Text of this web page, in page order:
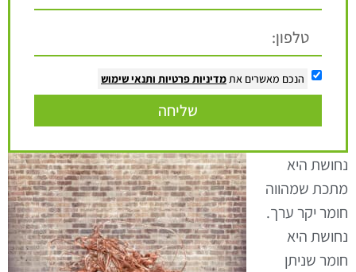
הנכם מאשרים את מדיניות פרטיות ותנאי שימוש
שליחה
נחושת היא
מתכת שמהווה
חומר יקר ערך.
נחושת היא
חומר שניתן